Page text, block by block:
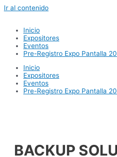
Ir al contenido
Inicio
Expositores
Eventos
Pre-Registro Expo Pantalla
Inicio
Expositores
Eventos
Pre-Registro Expo Pantalla
BACKUP